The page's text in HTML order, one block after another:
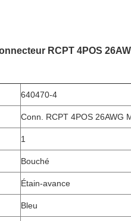
RCPT 4POS
640470-4
Conn. RCPT 4POS 26AWG
1
Bouché
Étain-avance
Bleu